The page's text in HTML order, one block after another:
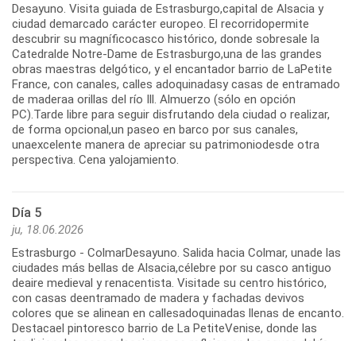
Desayuno. Visita guiada de Estrasburgo,capital de Alsacia y
ciudad demarcado carácter europeo. El recorridopermite
descubrir su magníficocasco histórico, donde sobresale la
Catedralde Notre-Dame de Estrasburgo,una de las grandes
obras maestras delgótico, y el encantador barrio de LaPetite
France, con canales, calles adoquinadasy casas de entramado
de maderaa orillas del río Ill. Almuerzo (sólo en opción
PC).Tarde libre para seguir disfrutando dela ciudad o realizar,
de forma opcional,un paseo en barco por sus canales,
unaexcelente manera de apreciar su patrimoniodesde otra
perspectiva. Cena yalojamiento.
Día 5
ju, 18.06.2026
Estrasburgo - ColmarDesayuno. Salida hacia Colmar, unade las
ciudades más bellas de Alsacia,célebre por su casco antiguo
deaire medieval y renacentista. Visitade su centro histórico,
con casas deentramado de madera y fachadas devivos
colores que se alinean en callesadoquinadas llenas de encanto.
Destacael pintoresco barrio de La PetiteVenise, donde las